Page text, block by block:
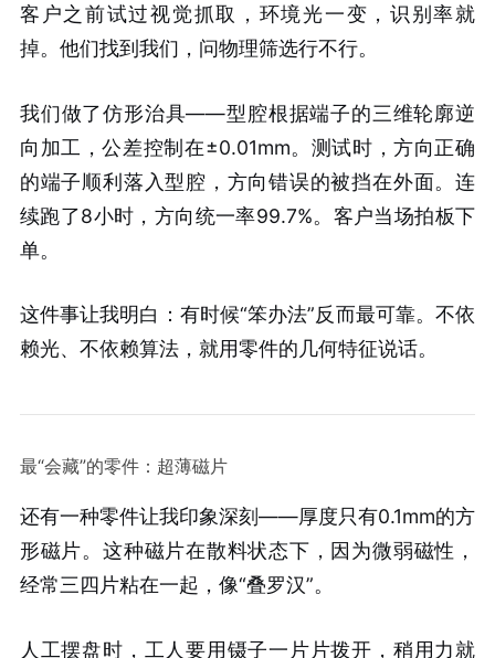
客户之前试过视觉抓取，环境光一变，识别率就
掉。他们找到我们，问物理筛选行不行。
我们做了仿形治具——型腔根据端子的三维轮廓逆
向加工，公差控制在±0.01mm。测试时，方向正确
的端子顺利落入型腔，方向错误的被挡在外面。连
续跑了8小时，方向统一率99.7%。客户当场拍板下
单。
这件事让我明白：有时候“笨办法”反而最可靠。不依
赖光、不依赖算法，就用零件的几何特征说话。
最“会藏”的零件：超薄磁片
还有一种零件让我印象深刻——厚度只有0.1mm的方
形磁片。这种磁片在散料状态下，因为微弱磁性，
经常三四片粘在一起，像“叠罗汉”。
人工摆盘时，工人要用镊子一片片拨开，稍用力就